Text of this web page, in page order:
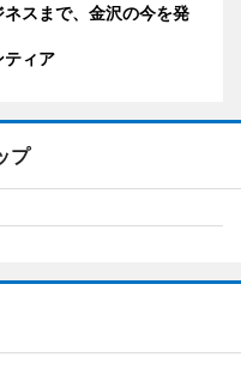
スまで、金沢の今を発
ティア
プ